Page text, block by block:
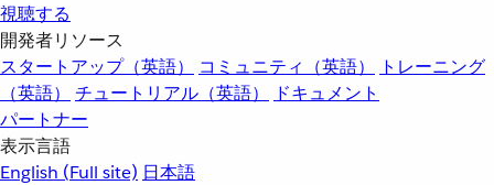
視聴する
開発者リソース
スタートアップ（英語）
コミュニティ（英語）
トレーニング
（英語）
チュートリアル（英語）
ドキュメント
パートナー
表示言語
English (Full site) 日本語